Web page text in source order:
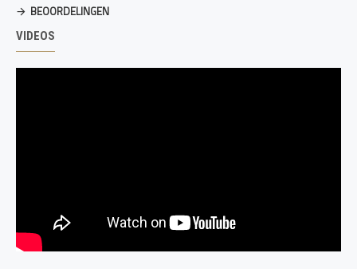
BEOORDELINGEN
VIDEOS